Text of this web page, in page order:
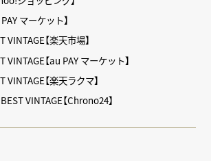
マーケット】
【楽天市場】
【au PAY マーケット】
【楽天ラクマ】
VINTAGE【Chrono24】